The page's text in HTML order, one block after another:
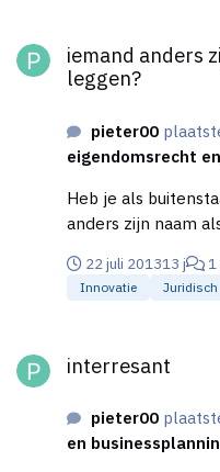
welkom. [titel
iemand anders
leggen?
pieter00
eigendomsrecht
Heb je als
anders zijn naam
22 juli 201313 j
Innovatie Juridisch
interresant
pieter00
en